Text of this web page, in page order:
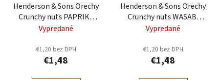
Henderson & Sons Orechy
Crunchy nuts PAPRIKA
110g (HS74)
Vypredané
€1,20 bez DPH
€1,48
Henderson & Sons Orechy
Crunchy nuts WASABI
110g (HS73)
Vypredané
€1,20 bez DPH
€1,48